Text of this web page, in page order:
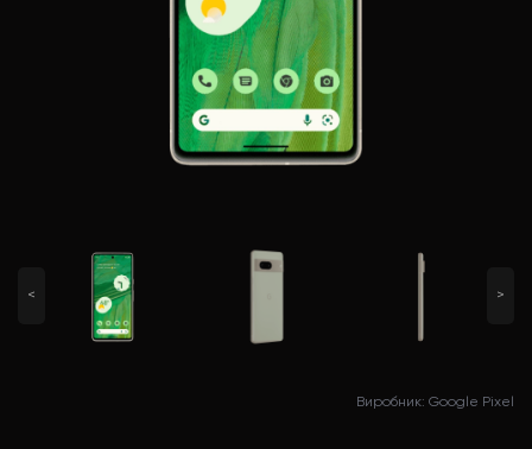
Виробник: Google Pixel
< >